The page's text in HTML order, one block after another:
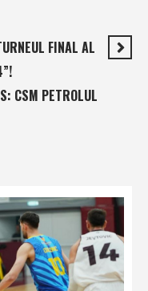
FINAL AL
CSM PETROLUL